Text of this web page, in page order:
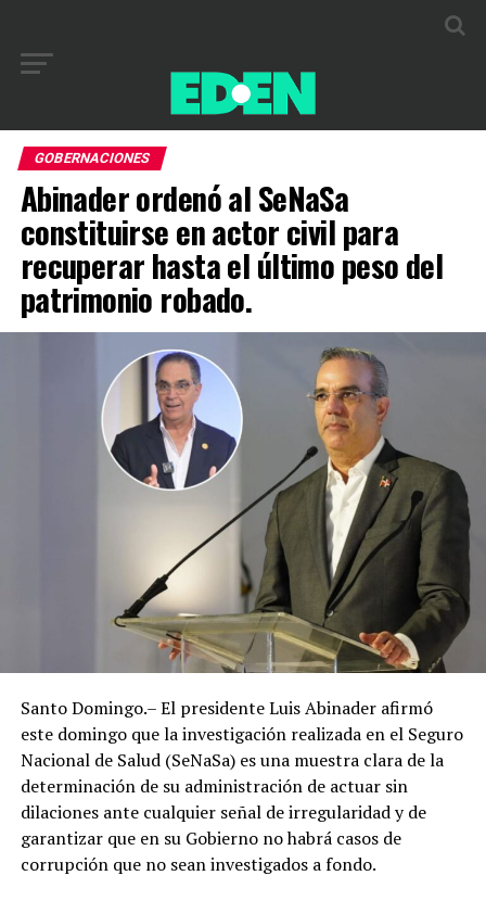
GOBERNACIONES
Abinader ordenó al SeNaSa
constituirse en actor civil para
recuperar hasta el último peso del
patrimonio robado.
Santo Domingo.– El presidente Luis Abinader afirmó
este domingo que la investigación realizada en el Seguro
Nacional de Salud (SeNaSa) es una muestra clara de la
determinación de su administración de actuar sin
dilaciones ante cualquier señal de irregularidad y de
garantizar que en su Gobierno no habrá casos de
corrupción que no sean investigados a fondo.